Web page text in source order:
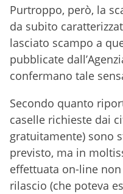
Purtroppo, però, la
da subito
lasciato scampo a
pubblicate
confermano tale
Secondo quanto
caselle richieste dai
gratuitamente) sono
previsto, ma in
effettuata on-line
rilascio (che poteva